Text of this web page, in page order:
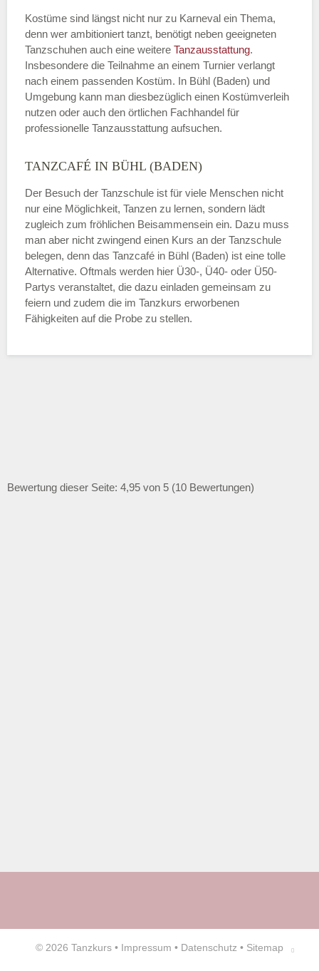
Kostüme sind längst nicht nur zu Karneval ein Thema,
denn wer ambitioniert tanzt, benötigt neben geeigneten
Tanzschuhen auch eine weitere Tanzausstattung.
Insbesondere die Teilnahme an einem Turnier verlangt
nach einem passenden Kostüm. In Bühl (Baden) und
Umgebung kann man diesbezüglich einen Kostümverleih
nutzen oder auch den örtlichen Fachhandel für
professionelle Tanzausstattung aufsuchen.
TANZCAFÉ IN BÜHL (BADEN)
Der Besuch der Tanzschule ist für viele Menschen nicht
nur eine Möglichkeit, Tanzen zu lernen, sondern lädt
zugleich zum fröhlichen Beisammensein ein. Dazu muss
man aber nicht zwingend einen Kurs an der Tanzschule
belegen, denn das Tanzcafé in Bühl (Baden) ist eine tolle
Alternative. Oftmals werden hier Ü30-, Ü40- oder Ü50-
Partys veranstaltet, die dazu einladen gemeinsam zu
feiern und zudem die im Tanzkurs erworbenen
Fähigkeiten auf die Probe zu stellen.
Bewertung dieser Seite: 4,95 von 5 (10 Bewertungen)
© 2026 Tanzkurs • Impressum • Datenschutz • Sitemap